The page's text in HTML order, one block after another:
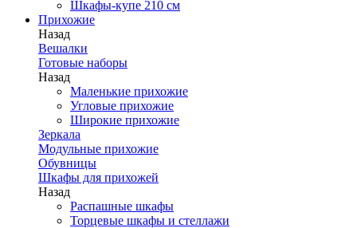
Шкафы-купе 210 см
Прихожие
Назад
Вешалки
Готовые наборы
Назад
Маленькие прихожие
Угловые прихожие
Широкие прихожие
Зеркала
Модульные прихожие
Обувницы
Шкафы для прихожей
Назад
Распашные шкафы
Торцевые шкафы и стеллажи